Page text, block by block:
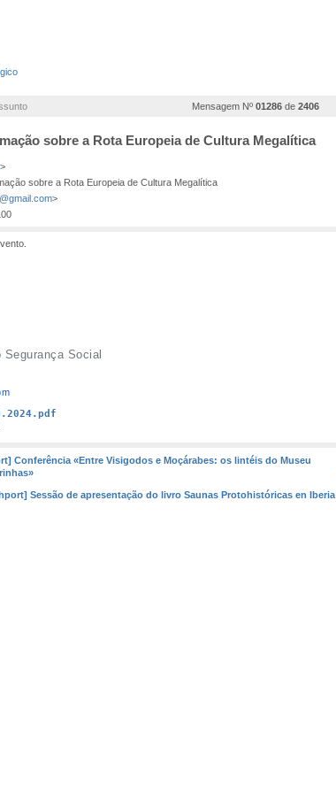
Mensagem Nº 01286 de 2406
sobre a Rota Europeia de Cultura Megalítica
>
sobre a Rota Europeia de Cultura Megalítica
>
Social
Conferência «Entre Visigodos e Moçárabes: os lintéis do Museu
Sessão de apresentação do livro Saunas Protohistóricas en Iberia